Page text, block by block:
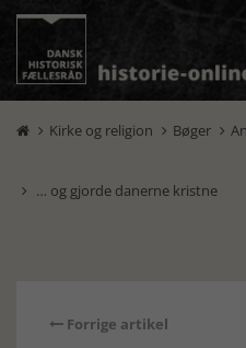
 Kirke og religion  Bøger 
 … og gjorde danerne kristne
Forrige artikel